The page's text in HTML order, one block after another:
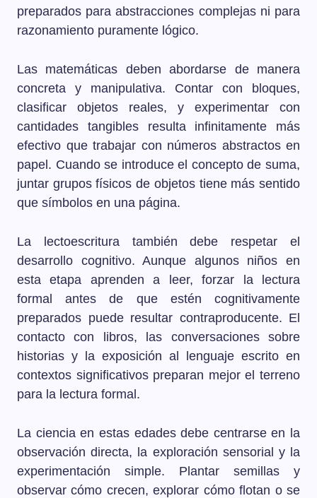
preparados para abstracciones complejas ni para
razonamiento puramente lógico.
Las matemáticas deben abordarse de manera
concreta y manipulativa. Contar con bloques,
clasificar objetos reales, y experimentar con
cantidades tangibles resulta infinitamente más
efectivo que trabajar con números abstractos en
papel. Cuando se introduce el concepto de suma,
juntar grupos físicos de objetos tiene más sentido
que símbolos en una página.
La lectoescritura también debe respetar el
desarrollo cognitivo. Aunque algunos niños en
esta etapa aprenden a leer, forzar la lectura
formal antes de que estén cognitivamente
preparados puede resultar contraproducente. El
contacto con libros, las conversaciones sobre
historias y la exposición al lenguaje escrito en
contextos significativos preparan mejor el terreno
para la lectura formal.
La ciencia en estas edades debe centrarse en la
observación directa, la exploración sensorial y la
experimentación simple. Plantar semillas y
observar cómo crecen, explorar cómo flotan o se